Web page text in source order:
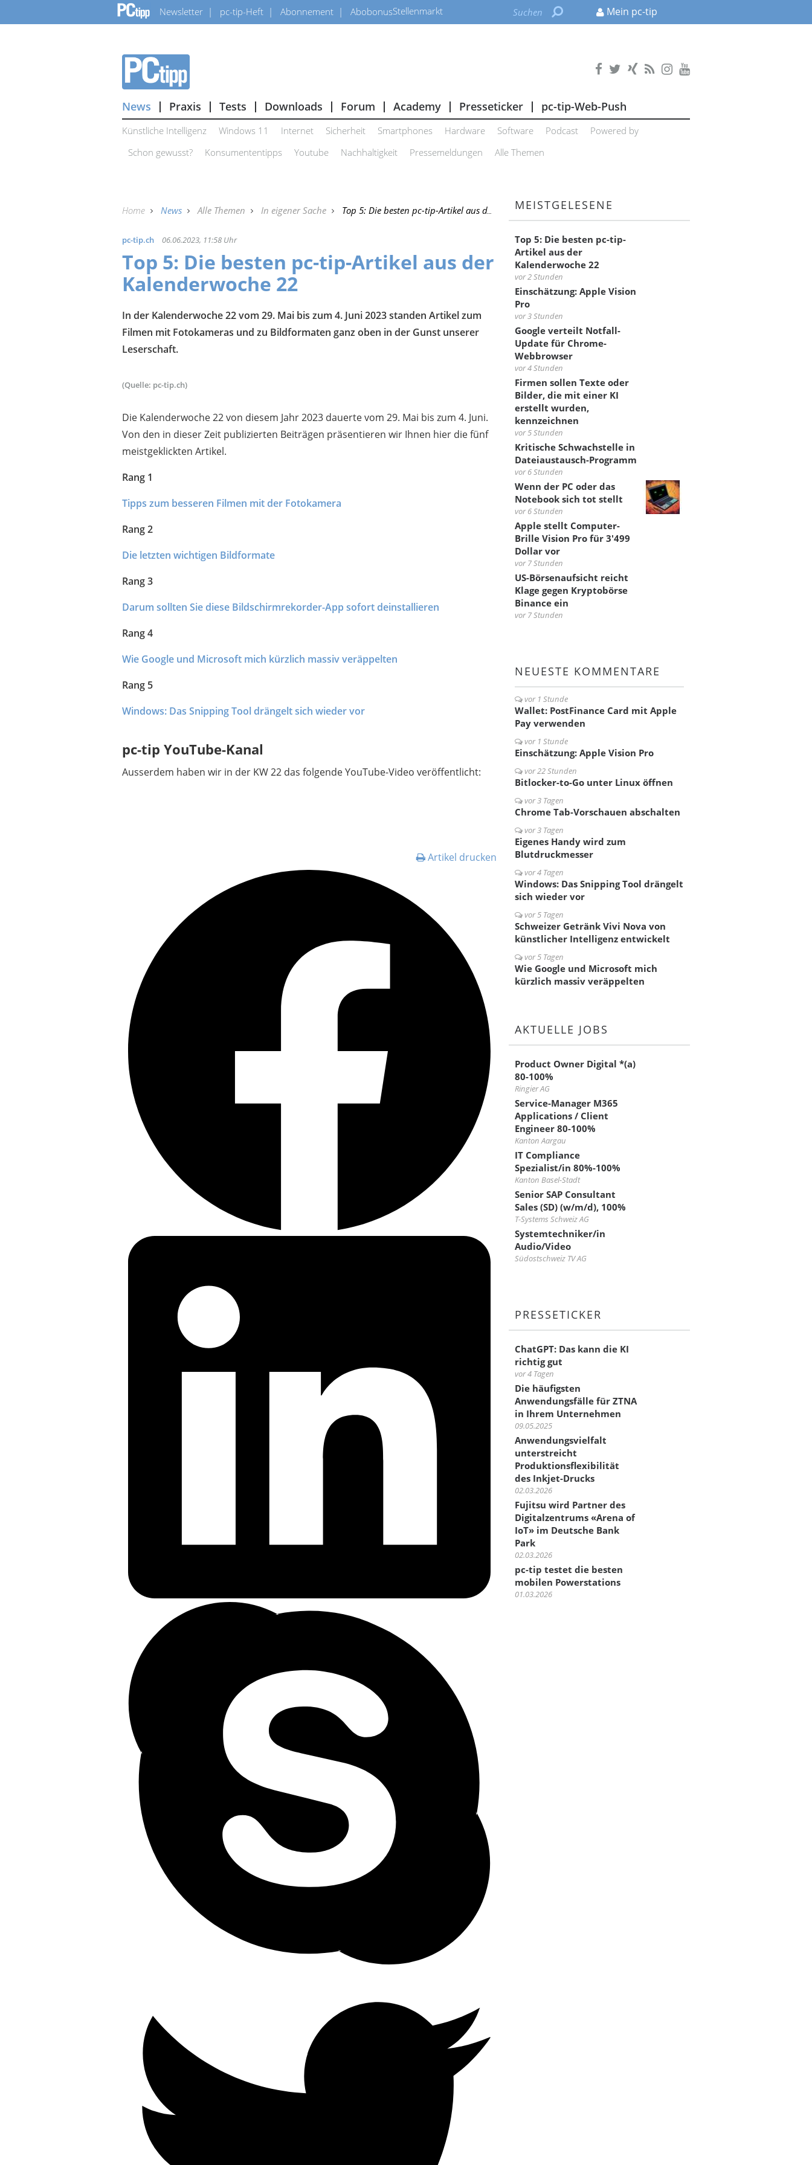
Newsletter pc-tip-Heft Abonnement AbobonusStellenmarkt Mein pc-tip
News Praxis Tests Downloads Forum Academy Presseticker pc-tip-Web-Push
Künstliche Intelligenz Windows 11 Internet Sicherheit Smartphones Hardware Software Podcast
Powered by
Schon gewusst?
Konsumententipps Youtube Nachhaltigkeit Pressemeldungen Alle Themen
Home News Alle Themen In eigener Sache Top 5: Die besten pc-tip-Artikel aus der Kalenderwoche 22
pc-tip.ch 06.06.2023, 11:58 Uhr
Top 5: Die besten pc-tip-Artikel aus der
Kalenderwoche 22
In der Kalenderwoche 22 vom 29. Mai bis zum 4. Juni 2023 standen Artikel zum
Filmen mit Fotokameras und zu Bildformaten ganz oben in der Gunst unserer
Leserschaft.
(Quelle: pc-tip.ch)
Die Kalenderwoche 22 von diesem Jahr 2023 dauerte vom 29. Mai bis zum 4. Juni.
Von den in dieser Zeit publizierten Beiträgen präsentieren wir Ihnen hier die fünf
meistgeklickten Artikel.
Rang 1
Tipps zum besseren Filmen mit der Fotokamera
Rang 2
Die letzten wichtigen Bildformate
Rang 3
Darum sollten Sie diese Bildschirmrekorder-App sofort deinstallieren
Rang 4
Wie Google und Microsoft mich kürzlich massiv veräppelten
Rang 5
Windows: Das Snipping Tool drängelt sich wieder vor
pc-tip YouTube-Kanal
Ausserdem haben wir in der KW 22 das folgende YouTube-Video veröffentlicht:
Artikel drucken
MEISTGELESENE
Top 5: Die besten pc-tip-
Artikel aus der
Kalenderwoche 22
vor 2 Stunden
Einschätzung: Apple Vision
Pro
vor 3 Stunden
Google verteilt Notfall-
Update für Chrome-
Webbrowser
vor 4 Stunden
Firmen sollen Texte oder
Bilder, die mit einer KI
erstellt wurden,
kennzeichnen
vor 5 Stunden
Kritische Schwachstelle in
Dateiaustausch-Programm
vor 6 Stunden
Wenn der PC oder das
Notebook sich tot stellt
vor 6 Stunden
Apple stellt Computer-
Brille Vision Pro für 3'499
Dollar vor
vor 7 Stunden
US-Börsenaufsicht reicht
Klage gegen Kryptobörse
Binance ein
vor 7 Stunden
NEUESTE KOMMENTARE
vor 1 Stunde
Wallet: PostFinance Card mit Apple
Pay verwenden
vor 1 Stunde
Einschätzung: Apple Vision Pro
vor 22 Stunden
Bitlocker-to-Go unter Linux öffnen
vor 3 Tagen
Chrome Tab-Vorschauen abschalten
vor 3 Tagen
Eigenes Handy wird zum
Blutdruckmesser
vor 4 Tagen
Windows: Das Snipping Tool drängelt
sich wieder vor
vor 5 Tagen
Schweizer Getränk Vivi Nova von
künstlicher Intelligenz entwickelt
vor 5 Tagen
Wie Google und Microsoft mich
kürzlich massiv veräppelten
AKTUELLE JOBS
Product Owner Digital *(a)
80-100%
Ringier AG
Service-Manager M365
Applications / Client
Engineer 80-100%
Kanton Aargau
IT Compliance
Spezialist/in 80%-100%
Kanton Basel-Stadt
Senior SAP Consultant
Sales (SD) (w/m/d), 100%
T-Systems Schweiz AG
Systemtechniker/in
Audio/Video
Südostschweiz TV AG
PRESSETICKER
ChatGPT: Das kann die KI
richtig gut
vor 4 Tagen
Die häufigsten
Anwendungsfälle für ZTNA
in Ihrem Unternehmen
09.05.2025
Anwendungsvielfalt
unterstreicht
Produktionsflexibilität
des Inkjet-Drucks
02.03.2026
Fujitsu wird Partner des
Digitalzentrums «Arena of
IoT» im Deutsche Bank
Park
02.03.2026
pc-tip testet die besten
mobilen Powerstations
01.03.2026